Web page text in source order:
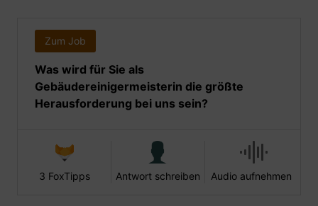
Zum Job
Was wird für Sie als
Gebäudereinigermeisterin die größte
Herausforderung bei uns sein?
3 FoxTipps Antwort schreiben Audio aufnehmen